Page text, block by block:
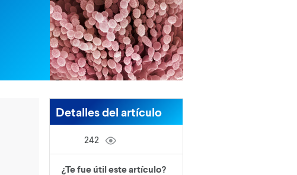
Detalles del artículo
242
¿Te fue útil este artículo?